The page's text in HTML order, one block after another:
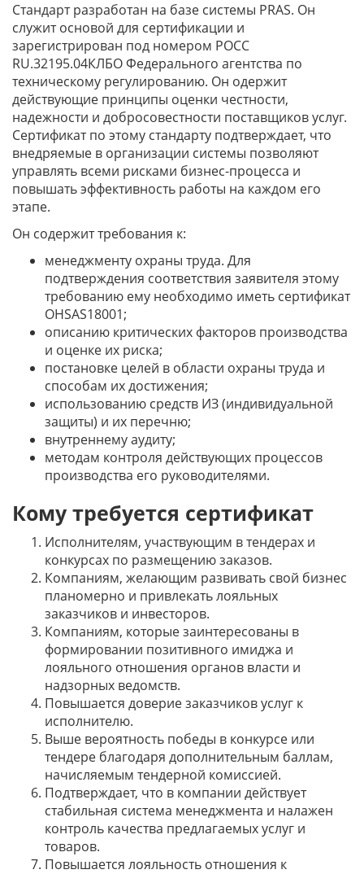
Стандарт разработан на базе системы PRAS. Он
служит основой для сертификации и
зарегистрирован под номером РОСС
RU.32195.04КЛБО Федерального агентства по
техническому регулированию. Он одержит
действующие принципы оценки честности,
надежности и добросовестности поставщиков услуг.
Сертификат по этому стандарту подтверждает, что
внедряемые в организации системы позволяют
управлять всеми рисками бизнес-процесса и
повышать эффективность работы на каждом его
этапе.
Он содержит требования к:
менеджменту охраны труда. Для
подтверждения соответствия заявителя этому
требованию ему необходимо иметь сертификат
OHSAS18001;
описанию критических факторов производства
и оценке их риска;
постановке целей в области охраны труда и
способам их достижения;
использованию средств ИЗ (индивидуальной
защиты) и их перечню;
внутреннему аудиту;
методам контроля действующих процессов
производства его руководителями.
Кому требуется сертификат
Исполнителям, участвующим в тендерах и
конкурсах по размещению заказов.
Компаниям, желающим развивать свой бизнес
планомерно и привлекать лояльных
заказчиков и инвесторов.
Компаниям, которые заинтересованы в
формировании позитивного имиджа и
лояльного отношения органов власти и
надзорных ведомств.
Повышается доверие заказчиков услуг к
исполнителю.
Выше вероятность победы в конкурсе или
тендере благодаря дополнительным баллам,
начисляемым тендерной комиссией.
Подтверждает, что в компании действует
стабильная система менеджмента и налажен
контроль качества предлагаемых услуг и
товаров.
Повышается лояльность отношения к